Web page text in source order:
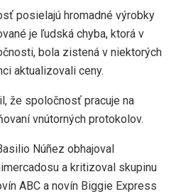
posielajú hromadné výrobky
je ľudská chyba, ktorá v
bola zistená v niektorých
aktualizovali ceny.
že spoločnosť pracuje na
vnútorných protokolov.
Núñez obhajoval
a kritizoval skupinu
ABC a novín Biggie Express